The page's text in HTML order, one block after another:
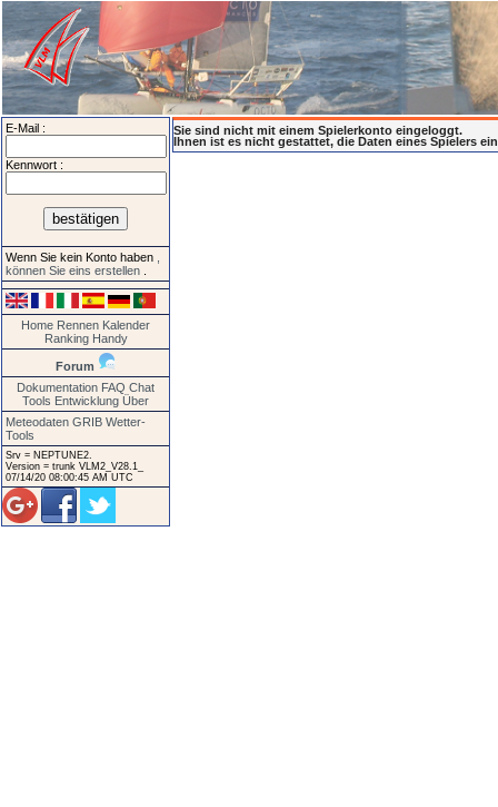
E-Mail :
Kennwort :
Wenn Sie kein Konto haben
können Sie eins erstellen
Home Rennen Kalender
Ranking Handy
Forum
Dokumentation FAQ Chat
Tools Entwicklung Über
Meteodaten GRIB Wetter-
Tools
Srv = NEPTUNE2.
Version = trunk VLM2_V28.1_
07/14/20 08:00:45 AM UTC
Sie sind nicht mit einem Spielerkonto eingeloggt.
Ihnen ist es nicht gestattet, die Daten eines Spielers